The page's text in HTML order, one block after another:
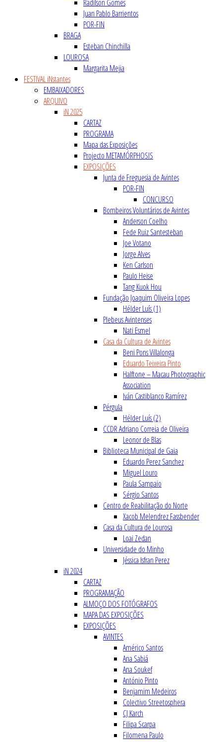
Radilson Gomes
Juan Pablo Barrientos
POR-FIN
BRAGA
Esteban Chinchilla
LOUROSA
Margarita Mejia
FESTIVAL iNstantes
EMBAIXADORES
ARQUIVO
iN 2025
CARTAZ
PROGRAMA
Mapa das Exposições
Projecto METAMÓRPHOSIS
EXPOSIÇÕES
Junta de Freguesia de Avintes
POR-FIN
CONCURSO
Bombeiros Voluntários de Avintes
Anderson Coelho
Fede Ruiz Santesteban
Joe Votano
Jorge Alves
Ken Carlson
Paulo Heise
Tang Kuok Hou
Fundação Joaquim Oliveira Lopes
Hélder Luís (1)
Plebeus Avintenses
Nati Esmel
Casa da Cultura de Avintes
Beni Pons Villalonga
Eduardo Teixeira Pinto
Halftone – Macau Photographic
Association
Iván Castiblanco Ramírez
Pérgula
Hélder Luís (2)
CCDR Adriano Correia de Oliveira
Leonor de Blas
Biblioteca Municipal de Gaia
Eduardo Perez Sanchez
Miguel Louro
Paula Sampaio
Sérgio Santos
Centro de Reabilitação do Norte
Xacob Melendrez Fassbender
Casa da Cultura de Lourosa
Loai Zedan
Universidade do Minho
Jéssica Isfran Perez
iN 2024
CARTAZ
PROGRAMAÇÃO
ALMOÇO DOS FOTÓGRAFOS
MAPA DAS EXPOSIÇÕES
EXPOSIÇÕES
AVINTES
Américo Santos
Ana Sabiá
Ana Soukef
António Pinto
Benjamim Medeiros
Colectivo Streetosphera
CJ Karch
Filipa Scarpa
Filomena Paulo